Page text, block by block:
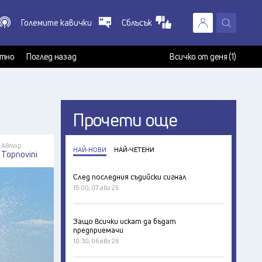
X
Големите кавички Сблъсък
Поглед назад Всичко от деня (1)
Автор:
Topnovini
Прочети още
НАЙ-НОВИ НАЙ-ЧЕТЕНИ
След последния съдийски сигнал
15:00, 07 авг 26
Защо всички искат да бъдат
предприемачи
10:30, 06 авг 26